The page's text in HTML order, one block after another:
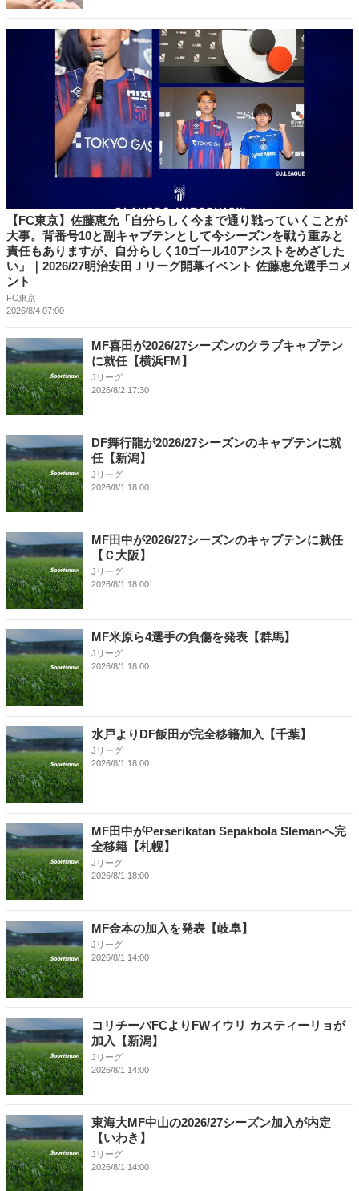
【FC東京】佐藤恵允「自分らしく今まで通り戦っていくことが
大事。背番号10と副キャプテンとして今シーズンを戦う重みと
責任もありますが、自分らしく10ゴール10アシストをめざした
い」｜2026/27明治安田Ｊリーグ開幕イベント 佐藤恵允選手コメ
ント
FC東京
2026/8/4 07:00
MF喜田が2026/27シーズンのクラブキャプテン
に就任【横浜FM】
Jリーグ
2026/8/2 17:30
DF舞行龍が2026/27シーズンのキャプテンに就
任【新潟】
Jリーグ
2026/8/1 18:00
MF田中が2026/27シーズンのキャプテンに就任
【Ｃ大阪】
Jリーグ
2026/8/1 18:00
MF米原ら4選手の負傷を発表【群馬】
Jリーグ
2026/8/1 18:00
水戸よりDF飯田が完全移籍加入【千葉】
Jリーグ
2026/8/1 18:00
MF田中がPerserikatan Sepakbola Slemanへ完
全移籍【札幌】
Jリーグ
2026/8/1 18:00
MF金本の加入を発表【岐阜】
Jリーグ
2026/8/1 14:00
コリチーバFCよりFWイウリ カスティーリョが
加入【新潟】
Jリーグ
2026/8/1 14:00
東海大MF中山の2026/27シーズン加入が内定
【いわき】
Jリーグ
2026/8/1 14:00